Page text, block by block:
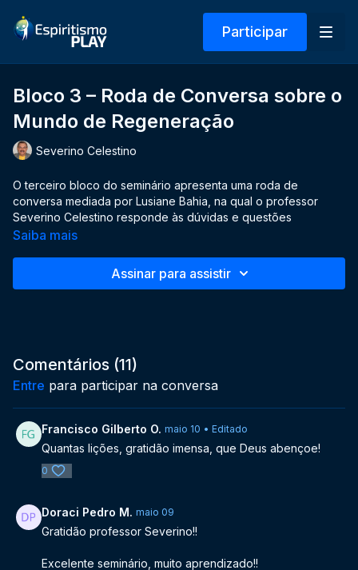
Participar
Bloco 3 – Roda de Conversa sobre o
Mundo de Regeneração
Severino Celestino
O terceiro bloco do seminário apresenta uma roda de
conversa mediada por Lusiane Bahia, na qual o professor
Severino Celestino responde às dúvidas e questões
levantadas pelo público acerca do Apocalipse e do mundo de
Em diálogo sereno e esclarecedor, são aprofundados pontos
provas coletivas e responsabilidade individual diante do
À luz do Novo Testamento e da interpretação espírita das
profecias de João Evangelista, o encontro reforça que a
regeneração da Terra é processo gradual, sustentado pela
transformação moral de cada Espírito. A roda de conversa
encerra o seminário com espírito de reflexão, esperança e
Saiba mais
Assinar para assistir
Comentários (11)
Entre para participar na conversa
Francisco Gilberto O. maio 10 • Editado
Quantas lições, gratidão imensa, que Deus abençoe!
0
Doraci Pedro M. maio 09
Gratidão professor Severino!!
Excelente seminário, muito aprendizado!!